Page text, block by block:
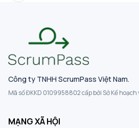
Công ty TNHH ScrumPass Việt Nam.
Mã số ĐKKD 0109958802 cấp bởi Sở Kế
MẠNG XÃ HỘI